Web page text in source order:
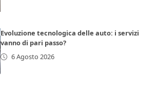
Evoluzione tecnologica delle auto: i servizi
vanno di pari passo?
6 Agosto 2026